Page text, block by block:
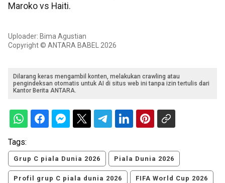
Maroko vs Haiti.
Uploader: Bima Agustian
Copyright © ANTARA BABEL 2026
Dilarang keras mengambil konten, melakukan crawling atau
pengindeksan otomatis untuk AI di situs web ini tanpa izin tertulis dari
Kantor Berita ANTARA.
Tags:
Grup C piala Dunia 2026 Piala Dunia 2026
Profil grup C piala dunia 2026 FIFA World Cup 2026